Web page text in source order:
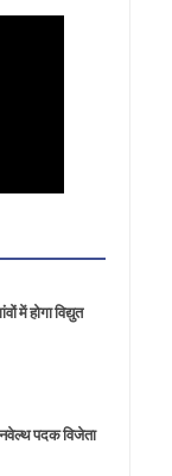
में होगा विद्युत
पदक विजेता